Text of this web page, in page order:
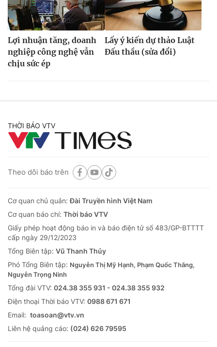
Lợi nhuận tăng, doanh
nghiệp công nghệ vẫn
chịu sức ép
Lấy ý kiến dự thảo Luật
Đấu thầu (sửa đổi)
THỜI BÁO VTV
Theo dõi báo trên
Cơ quan chủ quản:Đài Truyền hình Việt Nam
Cơ quan báo chí: Thời báo VTV
Giấy phép hoạt động báo in và báo điện tử số 483/GP-BTTTT
cấp ngày 29/12/2023
Tổng Biên tập: Vũ Thanh Thủy
Phó Tổng Biên tập: Nguyễn Thị Mỹ Hạnh, Phạm Quốc Thắng,
Nguyễn Trọng Ninh
Tổng đài VTV: 024.38 355 931 - 024.38 355 932
Ðiện thoại Thời báo VTV: 0988 671 671
Email: toasoan@vtv.vn
Liên hệ quảng cáo: (024) 626 79595